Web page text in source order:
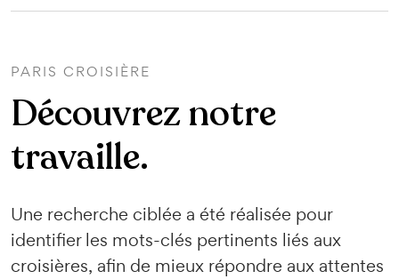
PARIS CROISIÈRE
Découvrez notre
travaille.
Une recherche ciblée a été réalisée pour
identifier les mots-clés pertinents liés aux
croisières, afin de mieux répondre aux attentes